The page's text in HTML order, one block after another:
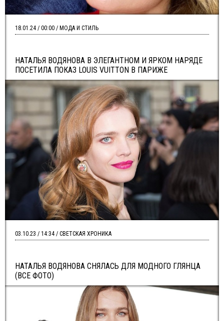
НАТАЛЬЯ ВОДЯНОВА В ЭЛЕГАНТНОМ И ЯРКОМ НАРЯДЕ
ПОСЕТИЛА ПОКАЗ LOUIS VUITTON В ПАРИЖЕ
18.01.24 / 00:00 / МОДА И СТИЛЬ
НАТАЛЬЯ ВОДЯНОВА СНЯЛАСЬ ДЛЯ МОДНОГО ГЛЯНЦА
(ВСЕ ФОТО)
03.10.23 / 14:34 / СВЕТСКАЯ ХРОНИКА